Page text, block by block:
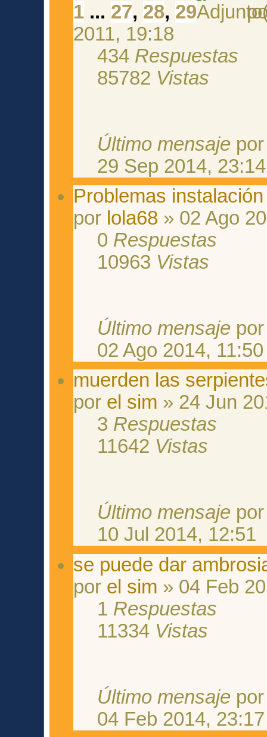
1 ... 27, 28, 29
2011, 19:18
434 Respuestas
85782 Vistas
Último mensaje
29 Sep 2014, 23:14
Problemas
por lola68 » 02 Ago
0 Respuestas
10963 Vistas
Último mensaje
02 Ago 2014, 11:50
muerden las
por el sim » 24 Jun
3 Respuestas
11642 Vistas
Último mensaje
10 Jul 2014, 12:51
se puede dar
por el sim » 04 Feb
1 Respuestas
11334 Vistas
Último mensaje
04 Feb 2014, 23:17